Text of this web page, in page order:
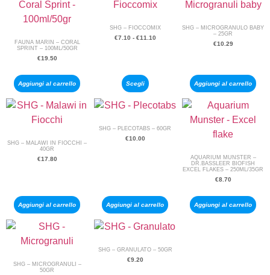
FAUNA MARIN – CORAL
SPRINT – 100ML/50GR
€19.50
Aggiungi al carrello
SHG – FIOCCOMIX
€7.10 - €11.10
Scegli
SHG – MICROGRANULO BABY
– 25GR
€10.29
Aggiungi al carrello
SHG – MALAWI IN FIOCCHI –
40GR
€17.80
Aggiungi al carrello
SHG – PLECOTABS – 60GR
€10.00
Aggiungi al carrello
AQUARIUM MUNSTER –
DR.BASSLEER BIOFISH
EXCEL FLAKES – 250ML/35GR
€8.70
Aggiungi al carrello
SHG – MICROGRANULI –
50GR
SHG – GRANULATO – 50GR
€9.20